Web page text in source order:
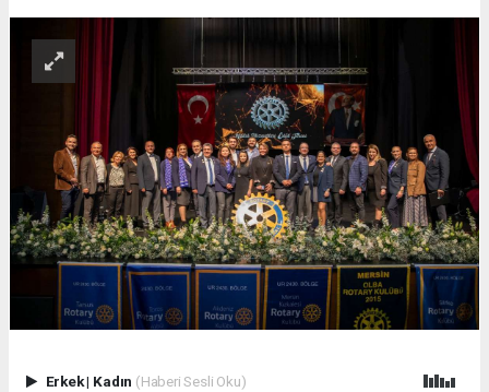
Erkek| Kadın (Haberi Sesli Oku)